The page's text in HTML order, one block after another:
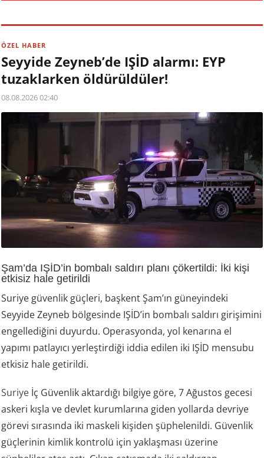
ÖZEL HABER
Seyyide Zeyneb’de IŞİD alarmı: EYP
tuzaklarken öldürüldüler!
08.08.2026 02:40
Şam’da IŞİD’in bombalı saldırı planı çökertildi: İki kişi
etkisiz hale getirildi
Suriye güvenlik güçleri, başkent Şam’ın güneyindeki
Seyyide Zeyneb bölgesinde IŞİD’in bombalı saldırı girişimini
engellediğini duyurdu. Operasyonda, yol kenarına el
yapımı patlayıcı yerleştirdiği iddia edilen iki IŞİD mensubu
etkisiz hale getirildi.
Suriye İç Güvenlik aktardığı bilgiye göre, 7 Ağustos gecesi
askeri kışla ve devlet kurumlarına giden yollarda devriye
görevi sırasında iki maskeli kişiden şüphelenildi. Güvenlik
güçlerinin kimlik kontrolü için yaklaşması üzerine